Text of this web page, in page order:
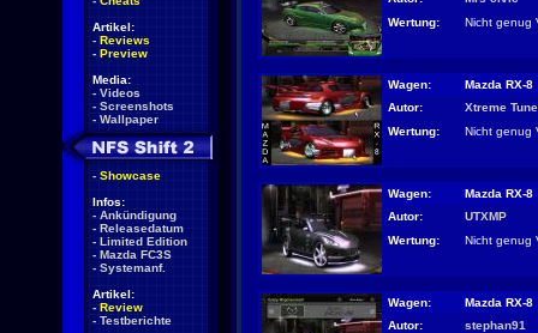
Artikel:
- Reviews
- Preview
Media:
- Videos
- Screenshots
- Wallpaper
- Showcase
Infos:
- Ankündigung
- Releasedatum
- Limited Edition
- Mazda FC3S
- Systemanf.
Artikel:
- Review
- Testberichte
Wertung:
Nicht genug
Wagen:
Mazda RX-8
Autor:
Xtreme
Wertung:
Nicht genug
Wagen:
Mazda RX-8
Autor:
UTXMP
Wertung:
Nicht genug
Wagen:
Mazda RX-8
Autor:
stephan91